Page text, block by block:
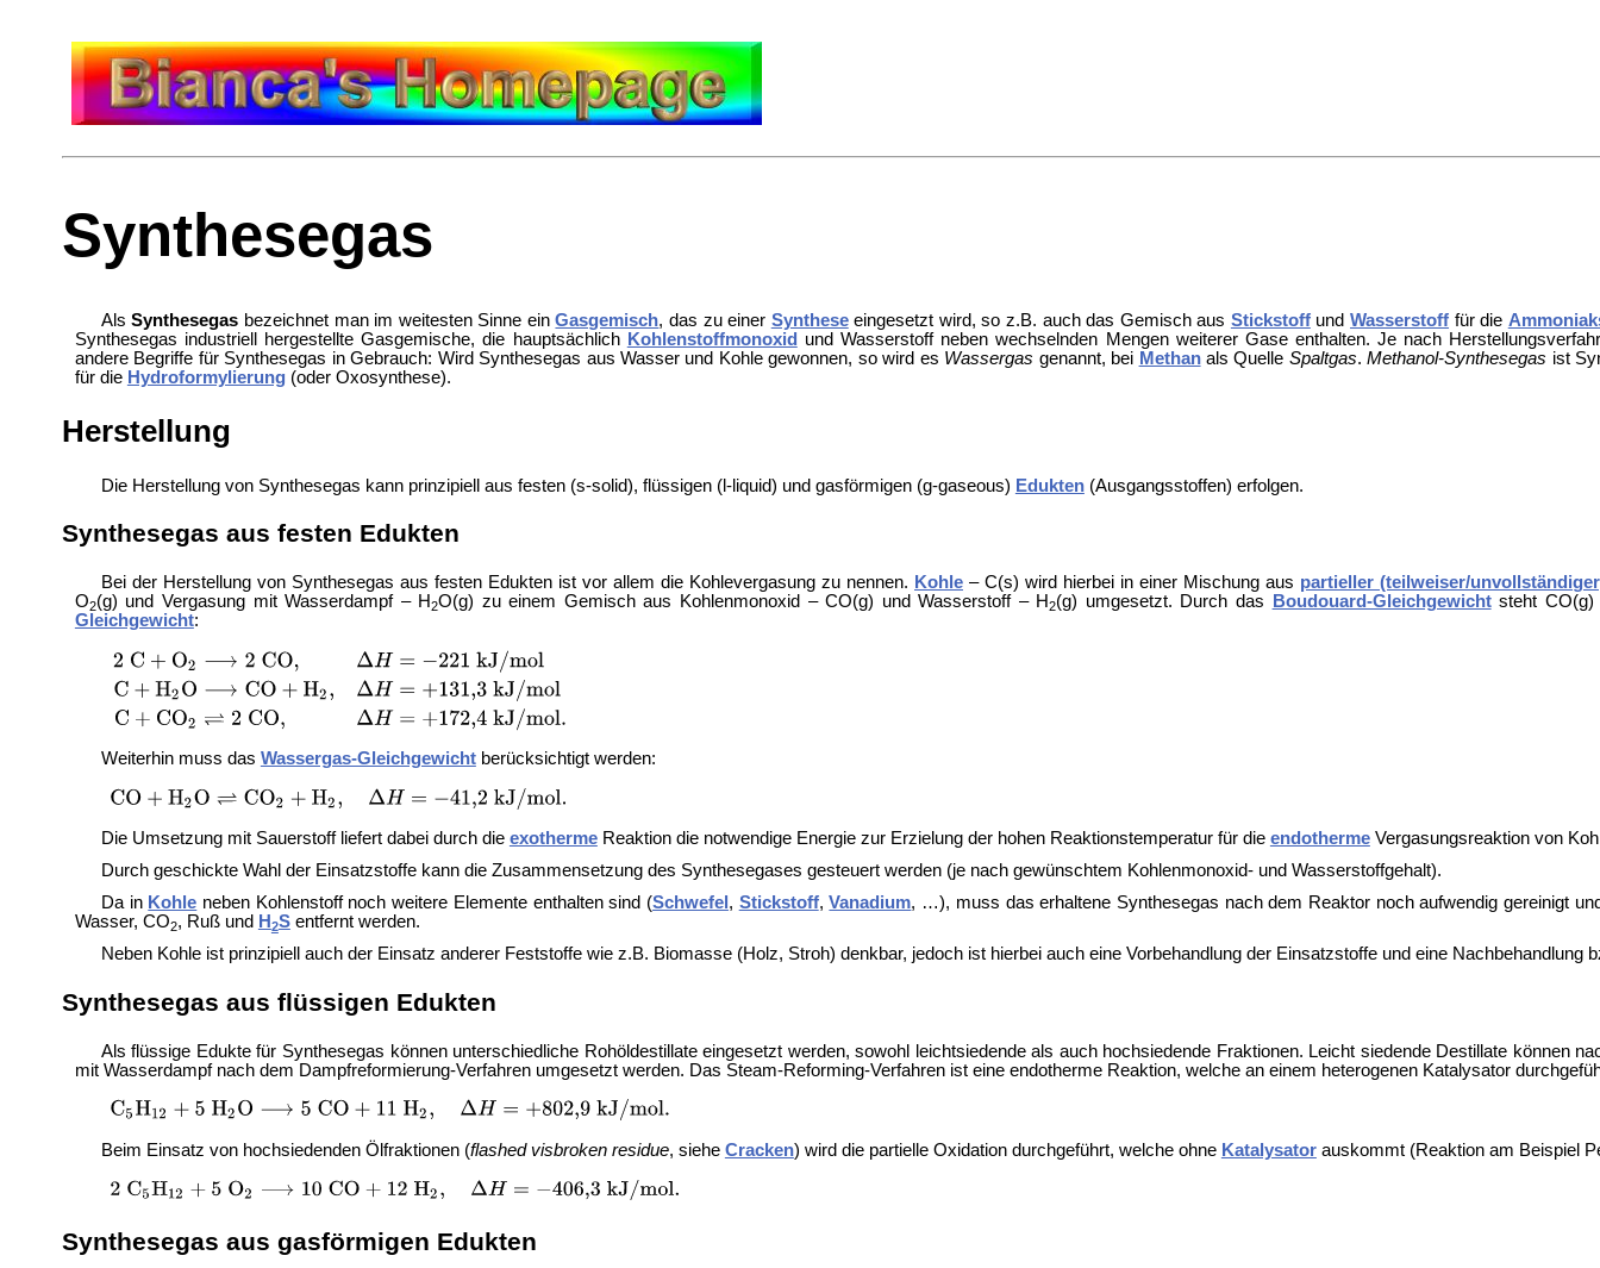
Synthesegas
AlsSynthesegas bezeichnet man im weitesten Sinne einGasgemisch, das zu einer Syntheseeingesetzt wird, so z.B. auch das Gemisch aus StickstoffundWasserstoff für die
Synthesegas industriell hergestellte Gasgemische, die hauptsächlich Kohlenstoffmonoxid
und Wasserstoff neben wechselnden Mengen weiterer Gase enthalten. Je nach
andere Begriffe für Synthesegas in Gebrauch: Wird Synthesegas aus Wasser und Kohle gewonnen, so wird es Wassergas genannt, bei Methanals Quelle Spaltgas.Methanol-Synthesegas ist
für die Hydroformylierung(oder Oxosynthese).
Herstellung
Die Herstellung von Synthesegas kann prinzipiell aus festen (s-solid), flüssigen (l-liquid) und gasförmigen (g-gaseous) Edukten(Ausgangsstoffen) erfolgen.
Synthesegas aus festen Edukten
Bei der Herstellung von Synthesegas aus festen Edukten ist vor allem die Kohlevergasung zu nennen. Kohle – C(s) wird hierbei in einer Mischung aus partieller (teilweiser/
O2(g) und Vergasung mit Wasserdampf – H2O(g) zu einem Gemisch aus Kohlenmonoxid – CO(g) und Wasserstoff – H2(g) umgesetzt. Durch das Boudouard-Gleichgewichtsteht CO(g)
Gleichgewicht:
Weiterhin muss das Wassergas-Gleichgewichtberücksichtigt werden:
Die Umsetzung mit Sauerstoff liefert dabei durch die exothermeReaktion die notwendige Energie zur Erzielung der hohen Reaktionstemperatur für die endothermeVergasungsreaktion von
Durch geschickte Wahl der Einsatzstoffe kann die Zusammensetzung des Synthesegases gesteuert werden (je nach gewünschtem Kohlenmonoxid- und Wasserstoffgehalt).
Da in Kohle neben Kohlenstoff noch weitere Elemente enthalten sind (Schwefel , Stickstoff,Vanadium, …), muss das erhaltene Synthesegas nach dem Reaktor noch aufwendig gereinigt
Wasser, CO2, Ruß und H 2Sentfernt werden.
Neben Kohle ist prinzipiell auch der Einsatz anderer Feststoffe wie z.B. Biomasse (Holz, Stroh) denkbar, jedoch ist hierbei auch eine Vorbehandlung der Einsatzstoffe und eine Nachbehandlung
Synthesegas aus flüssigen Edukten
Als flüssige Edukte für Synthesegas können unterschiedliche Rohöldestillate eingesetzt werden, sowohl leichtsiedende als auch hochsiedende Fraktionen. Leicht siedende Destillate können
mit Wasserdampf nach dem Dampfreformierung-Verfahren umgesetzt werden. Das Steam-Reforming-Verfahren ist eine endotherme Reaktion, welche an einem heterogenen Katalysator
Beim Einsatz von hochsiedenden Ölfraktionen (flashed visbroken residue, siehe Cracken) wird die partielle Oxidation durchgeführt, welche ohne Katalysatorauskommt (Reaktion am Beispiel
Synthesegas aus gasförmigen Edukten